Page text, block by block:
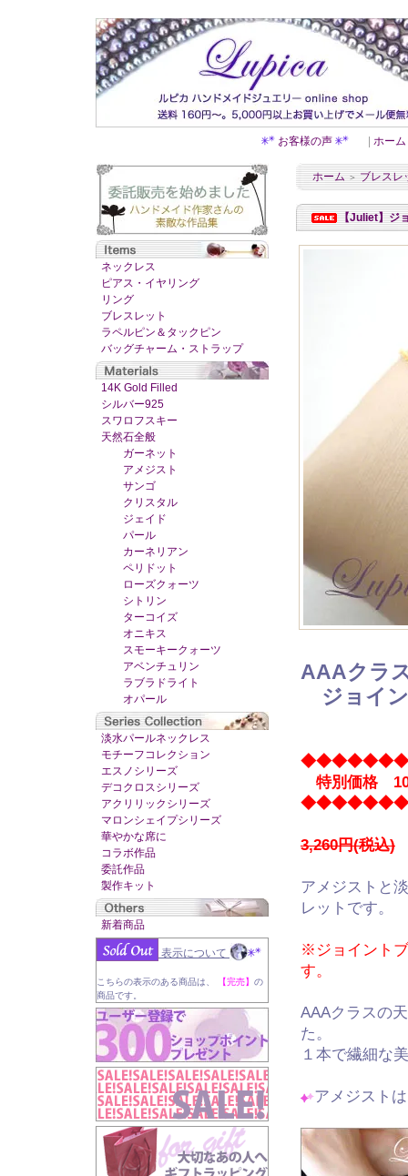
お客様の声 ホーム
ネックレス
ピアス・イヤリング
リング
ブレスレット
ラペルピン＆タックピン
バッグチャーム・ストラップ
14K Gold Filled
シルバー925
スワロフスキー
天然石全般
ガーネット
アメジスト
サンゴ
クリスタル
ジェイド
パール
カーネリアン
ペリドット
ローズクォーツ
シトリン
ターコイズ
オニキス
スモーキークォーツ
アベンチュリン
ラブラドライト
オパール
淡水パールネックレス
モチーフコレクション
エスノシリーズ
デコクロスシリーズ
アクリリックシリーズ
マロンシェイプシリーズ
華やかな席に
コラボ作品
委託作品
製作キット
新着商品
表示について
こちらの表示のある商品は、 【完売】 の
商品です。
ホーム ＞ ブレスレ
【Juliet】ジ
AAAクラ
ジョイン
特別価格
3,260円(税込)
アメジストと
レットです。
※ジョイント
す。
AAAクラスの
た。
１本で繊細な
アメジスト